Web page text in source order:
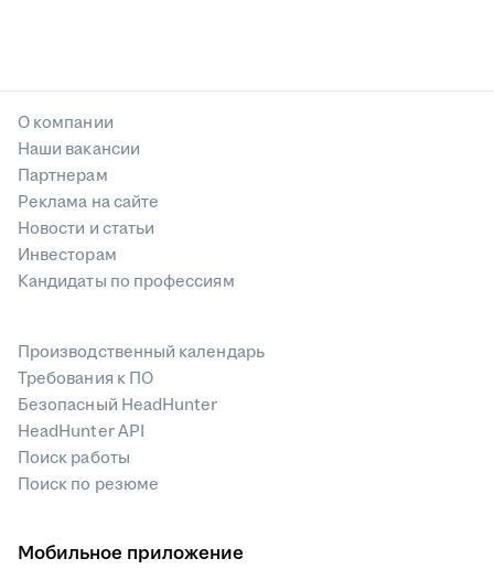
О компании
Наши вакансии
Партнерам
Реклама на сайте
Новости и статьи
Инвесторам
Кандидаты по профессиям
Производственный календарь
Требования к ПО
Безопасный HeadHunter
HeadHunter API
Поиск работы
Поиск по резюме
Мобильное приложение